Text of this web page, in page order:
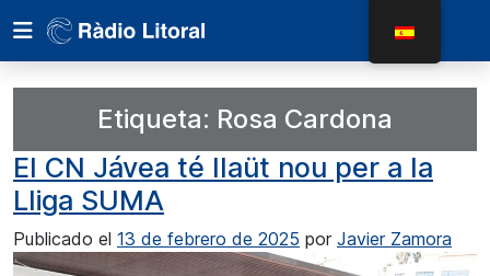
Etiqueta: Rosa Cardona
El CN Jávea té llaüt nou per a la
Lliga SUMA
Publicado el 13 de febrero de 2025 por Javier Zamora